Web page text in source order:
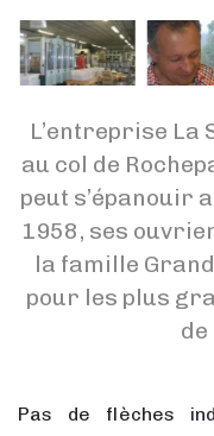
L’entreprise La
au col de
peut s’épanouir
1958, ses
la famille
pour les plus
Pas de flèches